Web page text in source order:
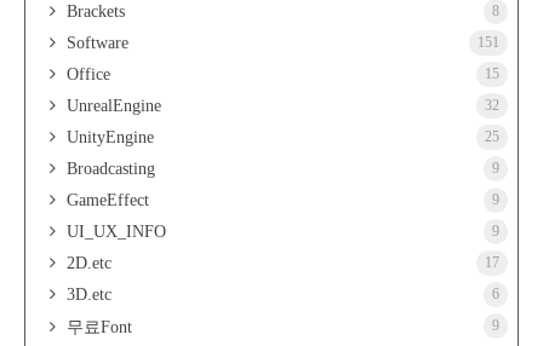
Brackets 8
Software 151
Office 15
UnrealEngine 32
UnityEngine 25
Broadcasting 9
GameEffect 9
UI_UX_INFO 9
2D.etc 17
3D.etc 6
무료Font 9